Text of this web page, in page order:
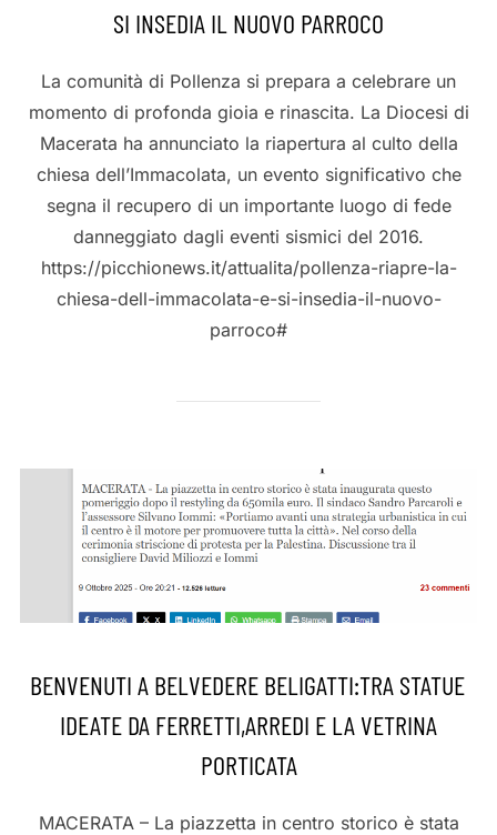
SI INSEDIA IL NUOVO PARROCO
La comunità di Pollenza si prepara a celebrare un
momento di profonda gioia e rinascita. La Diocesi di
Macerata ha annunciato la riapertura al culto della
chiesa dell’Immacolata, un evento significativo che
segna il recupero di un importante luogo di fede
danneggiato dagli eventi sismici del 2016.
https://picchionews.it/attualita/pollenza-riapre-la-
chiesa-dell-immacolata-e-si-insedia-il-nuovo-
parroco#
BENVENUTI A BELVEDERE BELIGATTI:TRA STATUE
IDEATE DA FERRETTI,ARREDI E LA VETRINA
PORTICATA
MACERATA – La piazzetta in centro storico è stata